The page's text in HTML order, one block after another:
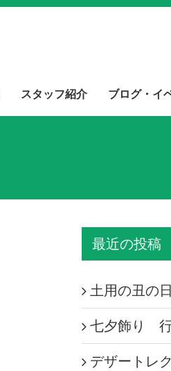
スタッフ紹介 ブログ・イ
最近の投稿
土用の丑の
七夕飾り
デザートレ